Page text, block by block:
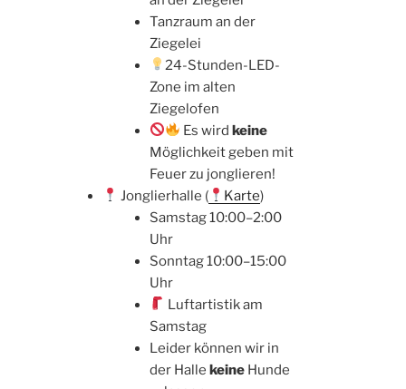
Tanzraum an der
Ziegelei
24-Stunden-LED-
Zone im alten
Ziegelofen
Es wirdkeine
Möglichkeit geben mit
Feuer zu jonglieren!
Jonglierhalle (
Karte)
Samstag 10:00–2:00
Uhr
Sonntag 10:00–15:00
Uhr
Luftartistik am
Samstag
Leider können wir in
der Halle keine Hunde